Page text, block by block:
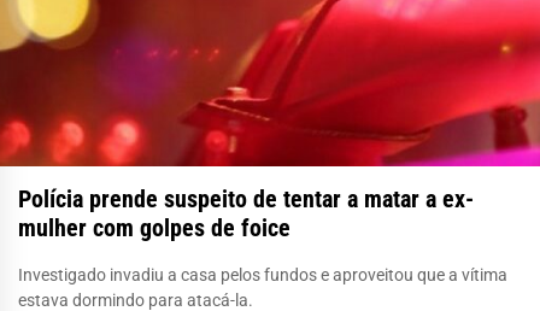
Polícia prende suspeito de tentar a matar a ex-
mulher com golpes de foice
Investigado invadiu a casa pelos fundos e aproveitou que a vítima
estava dormindo para atacá-la.